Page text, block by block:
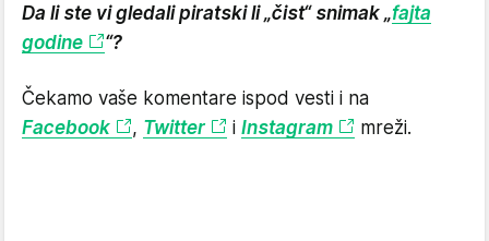
Da li ste vi gledali piratski li „čist“ snimak „fajta
godine
“?
Čekamo vaše komentare ispod vesti i na
Facebook
, Twitter i Instagram mreži.